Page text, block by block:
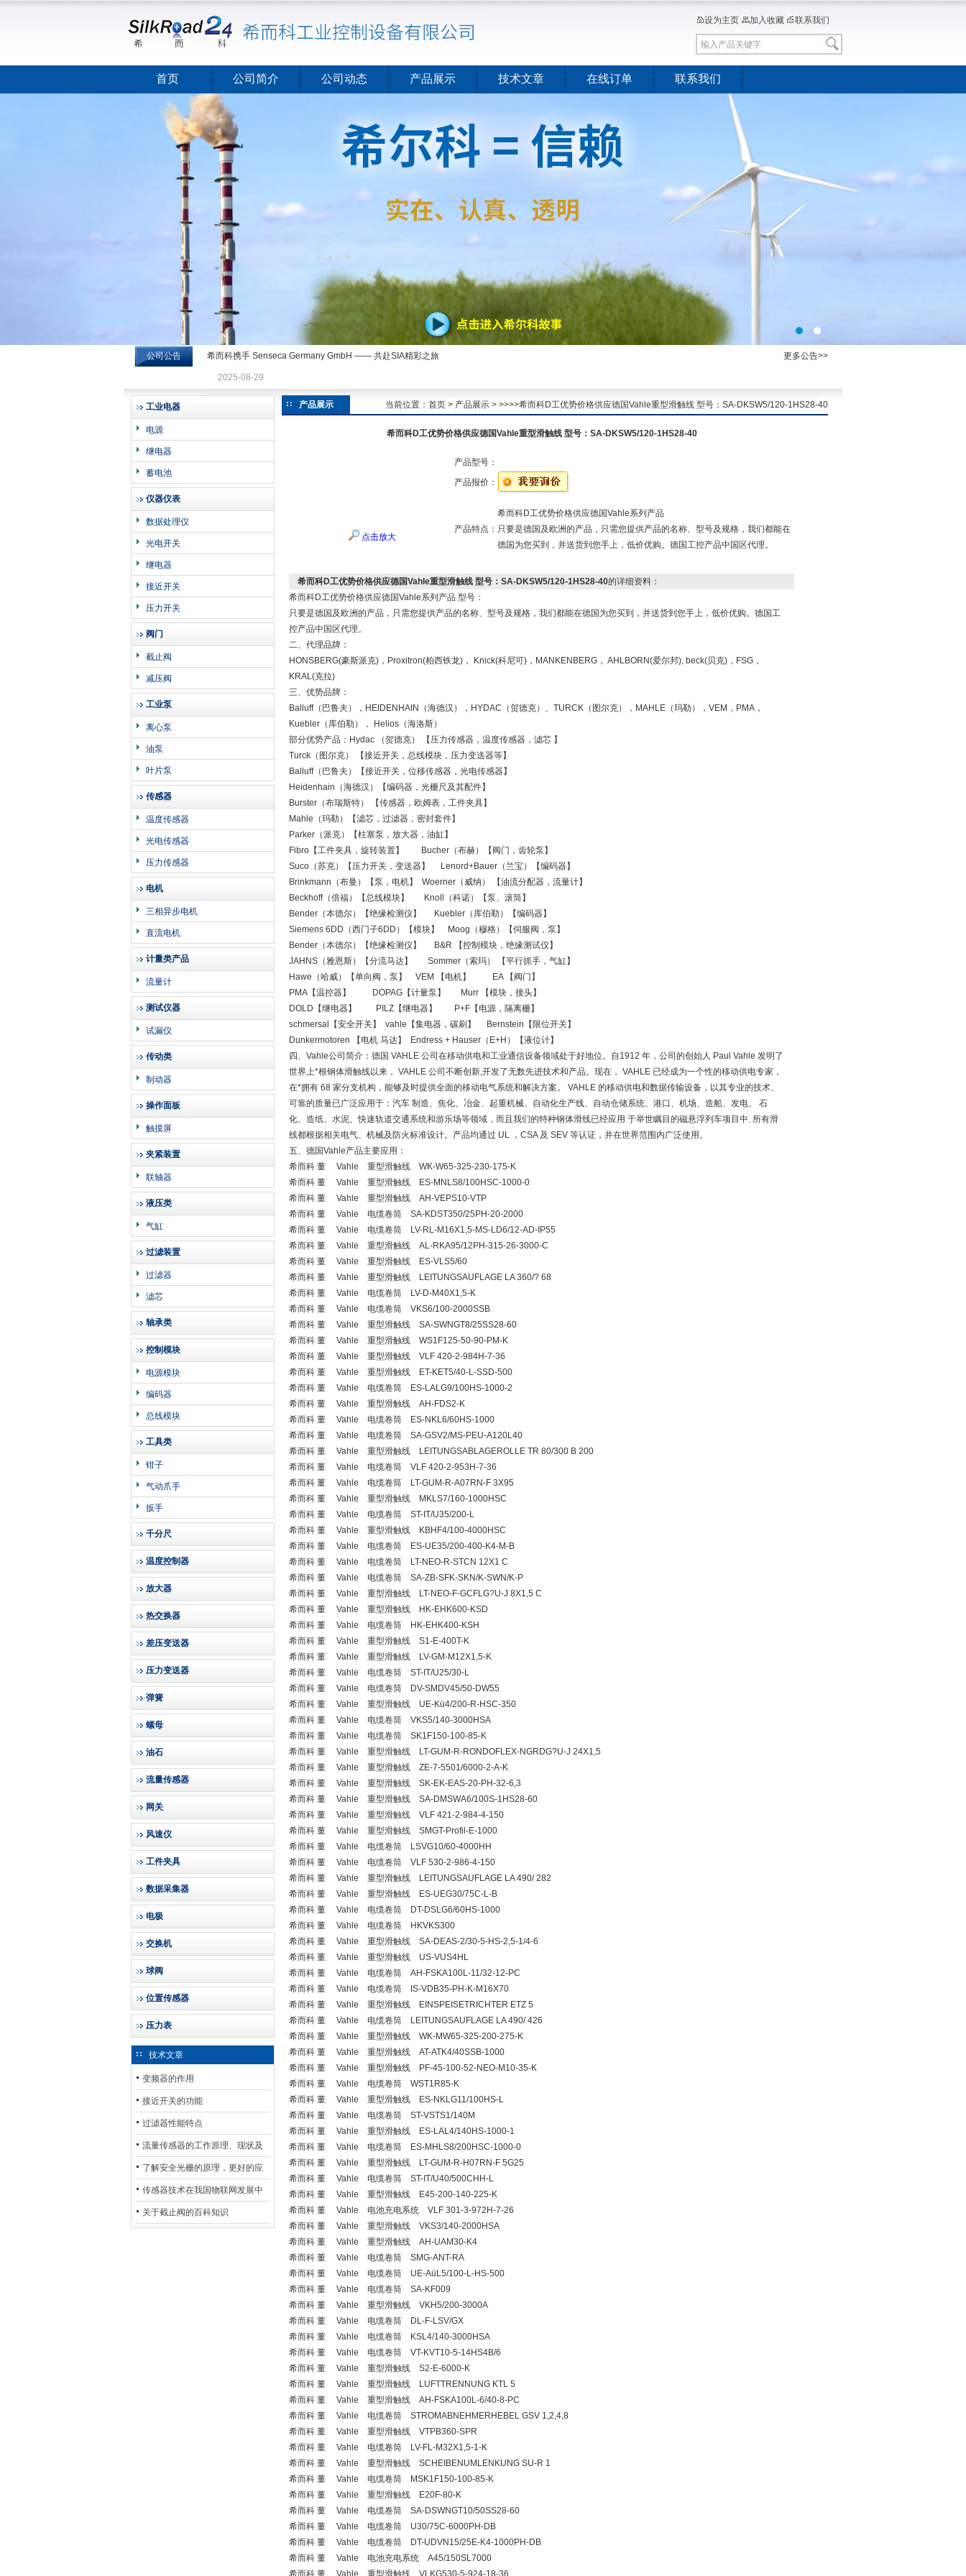
希而科工业控制设备有限公司
设为主页 加入收藏 联系我们
首页 公司简介 公司动态 产品展示 技术文章 在线订单 联系我们
公司公告 希而科携手 Senseca Germany GmbH —— 共赴SIA精彩之旅
2025-08-29
更多公告>>
工业电器
电源
继电器
蓄电池
仪器仪表
数据处理仪
光电开关
继电器
接近开关
压力开关
阀门
截止阀
减压阀
工业泵
离心泵
油泵
叶片泵
传感器
温度传感器
光电传感器
压力传感器
电机
三相异步电机
直流电机
计量类产品
流量计
测试仪器
试漏仪
传动类
制动器
操作面板
触摸屏
夹紧装置
联轴器
液压类
气缸
过滤装置
过滤器
滤芯
轴承类
控制模块
电源模块
编码器
总线模块
工具类
钳子
气动爪手
扳手
千分尺
温度控制器
放大器
热交换器
差压变送器
压力变送器
弹簧
螺母
油石
流量传感器
网关
风速仪
工件夹具
数据采集器
电极
交换机
球阀
位置传感器
压力表
技术文章
变频器的作用
接近开关的功能
过滤器性能特点
流量传感器的工作原理、现状及
其发展前景
了解安全光栅的原理，更好的应
用安全光栅
传感器技术在我国物联网发展中
的地位*
关于截止阀的百科知识
产品展示 当前位置： 首页 > 产品展示 > >>>>希而科D工优势价格供应德国Vahle重型滑触线 型号：SA-DKSW5/120-1HS28-40
希而科D工优势价格供应德国Vahle重型滑触线 型号：SA-DKSW5/120-1HS28-40
点击放大
产品型号：
产品报价：
产品特点：
希而科D工优势价格供应德国Vahle系列产品
只要是德国及欧洲的产品，只需您提供产品的名称、型号及规格，我们都能在
德国为您买到，并送货到您手上，低价优购。德国工控产品中国区代理。
希而科D工优势价格供应德国Vahle重型滑触线 型号：SA-DKSW5/120-1HS28-40的详细资料：
希而科D工优势价格供应德国Vahle系列产品 型号：
只要是德国及欧洲的产品，只需您提供产品的名称、型号及规格，我们都能在德国为您买到，并送货到您手上，低价优购。德国工
控产品中国区代理。
二、代理品牌：
HONSBERG(豪斯派克)，Proxitron(柏西铁龙)， Knick(科尼可)，MANKENBERG， AHLBORN(爱尔邦), beck(贝克)，FSG，
KRAL(克拉)
三、优势品牌：
Balluff（巴鲁夫），HEIDENHAIN（海德汉），HYDAC（贺德克）、TURCK（图尔克），MAHLE（玛勒），VEM，PMA，
Kuebler（库伯勒）， Helios（海洛斯）
部分优势产品：Hydac （贺德克） 【压力传感器，温度传感器，滤芯 】
Turck（图尔克） 【接近开关，总线模块，压力变送器等】
Balluff（巴鲁夫）【接近开关，位移传感器，光电传感器】
Heidenhain（海德汉）【编码器，光栅尺及其配件】
Burster（布瑞斯特） 【传感器，欧姆表，工件夹具】
Mahle（玛勒）【滤芯，过滤器，密封套件】
Parker（派克）【柱塞泵，放大器，油缸】
Fibro【工件夹具，旋转装置】 Bucher（布赫）【阀门，齿轮泵】
Suco（苏克）【压力开关，变送器】 Lenord+Bauer（兰宝）【编码器】
Brinkmann（布曼）【泵，电机】 Woerner（威纳） 【油流分配器，流量计】
Beckhoff（倍福）【总线模块】 Knoll（科诺）【泵、滚筒】
Bender（本德尔）【绝缘检测仪】 Kuebler（库伯勒）【编码器】
Siemens 6DD（西门子6DD）【模块】 Moog（穆格）【伺服阀，泵】
Bender（本德尔）【绝缘检测仪】 B&R 【控制模块，绝缘测试仪】
JAHNS（雅恩斯）【分流马达】 Sommer（索玛） 【平行抓手，气缸】
Hawe（哈威）【单向阀，泵】 VEM 【电机】 EA 【阀门】
PMA【温控器】 DOPAG【计量泵】 Murr 【模块，接头】
DOLD【继电器】 PILZ【继电器】 P+F【电源，隔离栅】
schmersal【安全开关】 vahle【集电器，碳刷】 Bernstein【限位开关】
Dunkermotoren 【电机 马达】 Endress + Hauser（E+H）【液位计】
四、Vahle公司简介：德国 VAHLE 公司在移动供电和工业通信设备领域处于好地位。自1912 年，公司的创始人 Paul Vahle 发明了
世界上*根钢体滑触线以来， VAHLE 公司不断创新,开发了无数先进技术和产品。现在， VAHLE 已经成为一个性的移动供电专家，
在*拥有 68 家分支机构，能够及时提供全面的移动电气系统和解决方案。 VAHLE 的移动供电和数据传输设备，以其专业的技术、
可靠的质量已广泛应用于：汽车 制造、焦化、冶金、起重机械、自动化生产线、自动仓储系统、港口、机场、造船、发电、 石
化、造纸、水泥、快速轨道交通系统和游乐场等领域，而且我们的特种钢体滑线已经应用 于举世瞩目的磁悬浮列车项目中. 所有滑
线都根据相关电气、机械及防火标准设计。产品均通过 UL ，CSA 及 SEV 等认证，并在世界范围内广泛使用。
五、德国Vahle产品主要应用：
希而科 董 Vahle 重型滑触线 WK-W65-325-230-175-K
希而科 董 Vahle 重型滑触线 ES-MNLS8/100HSC-1000-0
希而科 董 Vahle 重型滑触线 AH-VEPS10-VTP
希而科 董 Vahle 电缆卷筒 SA-KDST350/25PH-20-2000
希而科 董 Vahle 电缆卷筒 LV-RL-M16X1,5-MS-LD6/12-AD-IP55
希而科 董 Vahle 重型滑触线 AL-RKA95/12PH-315-26-3000-C
希而科 董 Vahle 重型滑触线 ES-VLS5/60
希而科 董 Vahle 重型滑触线 LEITUNGSAUFLAGE LA 360/? 68
希而科 董 Vahle 电缆卷筒 LV-D-M40X1,5-K
希而科 董 Vahle 电缆卷筒 VKS6/100-2000SSB
希而科 董 Vahle 重型滑触线 SA-SWNGT8/25SS28-60
希而科 董 Vahle 重型滑触线 WS1F125-50-90-PM-K
希而科 董 Vahle 重型滑触线 VLF 420-2-984H-7-36
希而科 董 Vahle 重型滑触线 ET-KET5/40-L-SSD-500
希而科 董 Vahle 电缆卷筒 ES-LALG9/100HS-1000-2
希而科 董 Vahle 重型滑触线 AH-FDS2-K
希而科 董 Vahle 电缆卷筒 ES-NKL6/60HS-1000
希而科 董 Vahle 电缆卷筒 SA-GSV2/MS-PEU-A120L40
希而科 董 Vahle 重型滑触线 LEITUNGSABLAGEROLLE TR 80/300 B 200
希而科 董 Vahle 电缆卷筒 VLF 420-2-953H-7-36
希而科 董 Vahle 电缆卷筒 LT-GUM-R-A07RN-F 3X95
希而科 董 Vahle 重型滑触线 MKLS7/160-1000HSC
希而科 董 Vahle 电缆卷筒 ST-IT/U35/200-L
希而科 董 Vahle 重型滑触线 KBHF4/100-4000HSC
希而科 董 Vahle 电缆卷筒 ES-UE35/200-400-K4-M-B
希而科 董 Vahle 电缆卷筒 LT-NEO-R-STCN 12X1 C
希而科 董 Vahle 电缆卷筒 SA-ZB-SFK-SKN/K-SWN/K-P
希而科 董 Vahle 重型滑触线 LT-NEO-F-GCFLG?U-J 8X1,5 C
希而科 董 Vahle 重型滑触线 HK-EHK600-KSD
希而科 董 Vahle 电缆卷筒 HK-EHK400-KSH
希而科 董 Vahle 重型滑触线 S1-E-400T-K
希而科 董 Vahle 重型滑触线 LV-GM-M12X1,5-K
希而科 董 Vahle 电缆卷筒 ST-IT/U25/30-L
希而科 董 Vahle 电缆卷筒 DV-SMDV45/50-DW55
希而科 董 Vahle 重型滑触线 UE-Kü4/200-R-HSC-350
希而科 董 Vahle 电缆卷筒 VKS5/140-3000HSA
希而科 董 Vahle 电缆卷筒 SK1F150-100-85-K
希而科 董 Vahle 重型滑触线 LT-GUM-R-RONDOFLEX-NGRDG?U-J 24X1,5
希而科 董 Vahle 重型滑触线 ZE-7-5501/6000-2-A-K
希而科 董 Vahle 重型滑触线 SK-EK-EAS-20-PH-32-6,3
希而科 董 Vahle 重型滑触线 SA-DMSWA6/100S-1HS28-60
希而科 董 Vahle 重型滑触线 VLF 421-2-984-4-150
希而科 董 Vahle 重型滑触线 SMGT-Profil-E-1000
希而科 董 Vahle 电缆卷筒 LSVG10/60-4000HH
希而科 董 Vahle 电缆卷筒 VLF 530-2-986-4-150
希而科 董 Vahle 重型滑触线 LEITUNGSAUFLAGE LA 490/ 282
希而科 董 Vahle 重型滑触线 ES-UEG30/75C-L-B
希而科 董 Vahle 电缆卷筒 DT-DSLG6/60HS-1000
希而科 董 Vahle 电缆卷筒 HKVKS300
希而科 董 Vahle 重型滑触线 SA-DEAS-2/30-5-HS-2,5-1/4-6
希而科 董 Vahle 重型滑触线 US-VUS4HL
希而科 董 Vahle 电缆卷筒 AH-FSKA100L-11/32-12-PC
希而科 董 Vahle 电缆卷筒 IS-VDB35-PH-K-M16X70
希而科 董 Vahle 重型滑触线 EINSPEISETRICHTER ETZ 5
希而科 董 Vahle 电缆卷筒 LEITUNGSAUFLAGE LA 490/ 426
希而科 董 Vahle 重型滑触线 WK-MW65-325-200-275-K
希而科 董 Vahle 重型滑触线 AT-ATK4/40SSB-1000
希而科 董 Vahle 重型滑触线 PF-45-100-52-NEO-M10-35-K
希而科 董 Vahle 电缆卷筒 WST1R85-K
希而科 董 Vahle 重型滑触线 ES-NKLG11/100HS-L
希而科 董 Vahle 电缆卷筒 ST-VSTS1/140M
希而科 董 Vahle 重型滑触线 ES-LAL4/140HS-1000-1
希而科 董 Vahle 电缆卷筒 ES-MHLS8/200HSC-1000-0
希而科 董 Vahle 重型滑触线 LT-GUM-R-H07RN-F 5G25
希而科 董 Vahle 电缆卷筒 ST-IT/U40/500CHH-L
希而科 董 Vahle 重型滑触线 E45-200-140-225-K
希而科 董 Vahle 电池充电系统 VLF 301-3-972H-7-26
希而科 董 Vahle 重型滑触线 VKS3/140-2000HSA
希而科 董 Vahle 重型滑触线 AH-UAM30-K4
希而科 董 Vahle 电缆卷筒 SMG-ANT-RA
希而科 董 Vahle 电缆卷筒 UE-AüL5/100-L-HS-500
希而科 董 Vahle 电缆卷筒 SA-KF009
希而科 董 Vahle 重型滑触线 VKH5/200-3000A
希而科 董 Vahle 电缆卷筒 DL-F-LSV/GX
希而科 董 Vahle 电缆卷筒 KSL4/140-3000HSA
希而科 董 Vahle 电缆卷筒 VT-KVT10-5-14HS4B/6
希而科 董 Vahle 重型滑触线 S2-E-6000-K
希而科 董 Vahle 重型滑触线 LUFTTRENNUNG KTL 5
希而科 董 Vahle 重型滑触线 AH-FSKA100L-6/40-8-PC
希而科 董 Vahle 电缆卷筒 STROMABNEHMERHEBEL GSV 1,2,4,8
希而科 董 Vahle 重型滑触线 VTPB360-SPR
希而科 董 Vahle 电缆卷筒 LV-FL-M32X1,5-1-K
希而科 董 Vahle 重型滑触线 SCHEIBENUMLENKUNG SU-R 1
希而科 董 Vahle 电缆卷筒 MSK1F150-100-85-K
希而科 董 Vahle 重型滑触线 E20F-80-K
希而科 董 Vahle 电缆卷筒 SA-DSWNGT10/50SS28-60
希而科 董 Vahle 电缆卷筒 U30/75C-6000PH-DB
希而科 董 Vahle 电缆卷筒 DT-UDVN15/25E-K4-1000PH-DB
希而科 董 Vahle 电池充电系统 A45/150SL7000
希而科 董 Vahle 重型滑触线 VLKG530-5-924-18-36